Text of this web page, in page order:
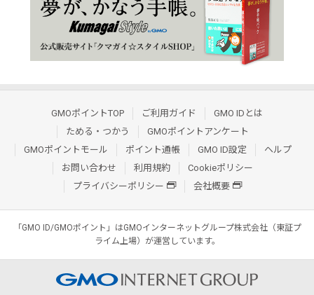
GMOポイントTOP ご利用ガイド
GMO IDとは
ためる・つかう
GMOポイントアンケート
GMOポイントモール
ポイント通帳 GMO ID設定
ヘルプ
お問い合わせ
利用規約
Cookieポリシー
プライバシーポリシー
会社概要
「GMO ID/GMOポイント」はGMOインターネットグループ株式会社（東証プ
ライム上場）が運営しています。